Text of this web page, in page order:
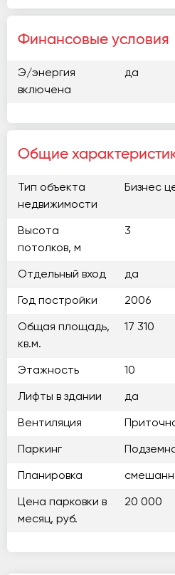
Финансовые условия
Э/энергия
включена
да
Общие
Тип объекта
недвижимости
Бизнес
Высота
потолков, м
3
Отдельный вход да
Год постройки 2006
Общая площадь,
кв.м.
17 310
Этажность 10
Лифты в здании да
Вентиляция
Паркинг
Планировка
Цена парковки в
месяц, руб.
20 000